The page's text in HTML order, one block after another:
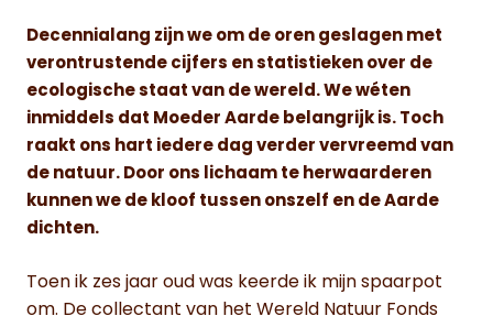
Decennialang zijn we om de oren geslagen met
verontrustende cijfers en statistieken over de
ecologische staat van de wereld. We wéten
inmiddels dat Moeder Aarde belangrijk is. Toch
raakt ons hart iedere dag verder vervreemd van
de natuur. Door ons lichaam te herwaarderen
kunnen we de kloof tussen onszelf en de Aarde
dichten.
Toen ik zes jaar oud was keerde ik mijn spaarpot
om. De collectant van het Wereld Natuur Fonds